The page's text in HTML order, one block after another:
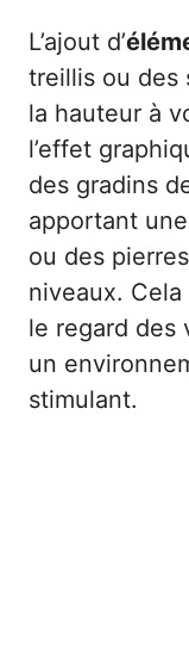
L’ajout d’
treillis ou des
la hauteur à
l’effet
des gradins
apportant
ou des
niveaux. Cela
le regard des
un
stimulant.